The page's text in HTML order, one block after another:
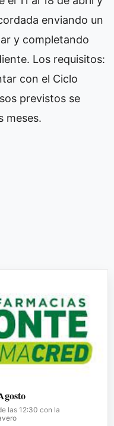
enviando un
y completando
Los requisitos:
con el Ciclo
previstos se
meses.
las 12:30 con la